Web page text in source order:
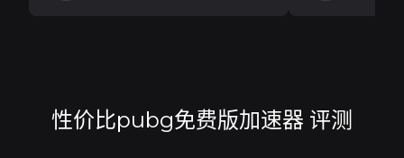
性价比pubg免费版加速器 评测